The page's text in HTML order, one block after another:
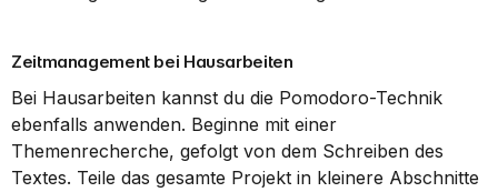
Zeitmanagement bei Hausarbeiten
Bei Hausarbeiten kannst du die Pomodoro-Technik
ebenfalls anwenden. Beginne mit einer
Themenrecherche, gefolgt von dem Schreiben des
Textes. Teile das gesamte Projekt in kleinere Abschnitte